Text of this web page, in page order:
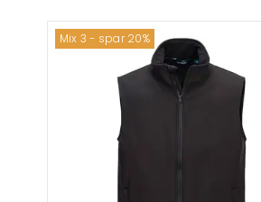
Mix 3 - spar 20%